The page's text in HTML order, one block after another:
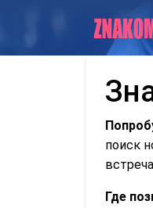
поиск
Где